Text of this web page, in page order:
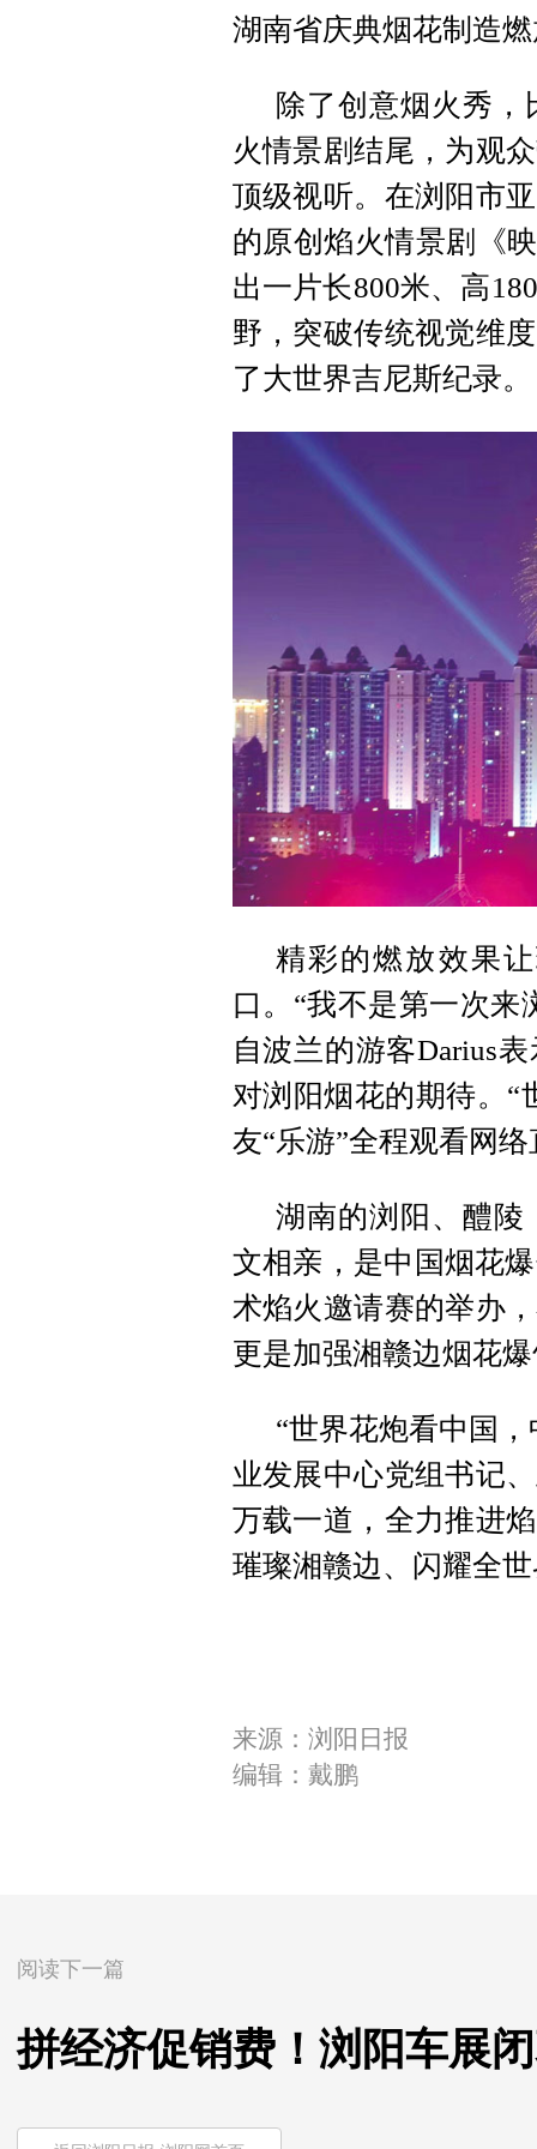
湖南省庆典烟花制造
除了创意烟火秀
火情景剧结尾，为观
顶级视听。在浏阳市
的原创焰火情景剧《
出一片长800米、高
野，突破传统视觉维
了大世界吉尼斯纪录。
精彩的燃放效果
口。“我不是第一次来
自波兰的游客Darius
对浏阳烟花的期待。“
友“乐游”全程观看网
湖南的浏阳、醴陵
文相亲，是中国烟花
术焰火邀请赛的举办
更是加强湘赣边烟花
“世界花炮看中国
业发展中心党组书记
万载一道，全力推进
璀璨湘赣边、闪耀全
来源：浏阳日报
编辑：戴鹏
阅读下一篇
拼经济促销费！浏阳车展